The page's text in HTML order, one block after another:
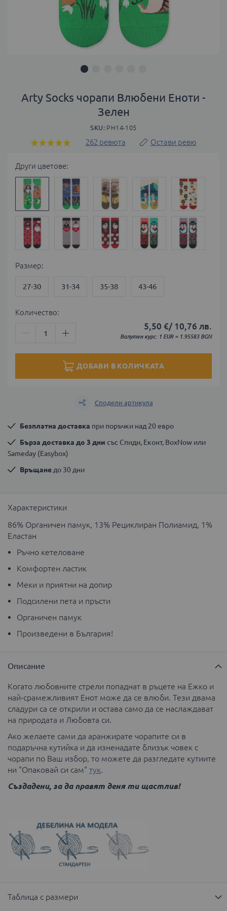
Arty Socks чорапи Влюбени Еноти -
Зелен
SKU PH14-105
Оценка:
262 ревюта Остави ревю
Други цветове:
Размер
27-30 31-34 35-38 43-46
5,50 €/ 10,76 лв.
Валутен курс: 1 EUR = 1.95583 BGN
Количество:
ДОБАВИ В КОЛИЧКАТА
Сподели артикула
Безплатна доставка при поръчки над 20 евро
Бърза доставка до 3 дни със Спиди, Еконт, BoxNow или
Sameday (Easybox)
Връщане до 30 дни
Характеристики
86% Органичен памук, 13% Рециклиран Полиамид, 1%
Еластан
Ръчно кетеловане
Комфортен ластик
Меки и приятни на допир
Подсилени пета и пръсти
Органичен памук
Произведени в България!
Описание
Когато любовните стрели попаднат в ръцете на Ежко и
най-срамежливият Енот може да се влюби. Тези двама
сладури са се открили и остава само да се наслаждават
на природата и Любовта си.
Ако желаете сами да аранжирате чорапите си в
подаръчна кутийка и да изненадате близък човек с
чорапи по Ваш избор, то можете да разгледате кутиите
ни "Опаковай си сам" тук.
Създадени, за да правят деня ти щастлив!
Таблица с размери